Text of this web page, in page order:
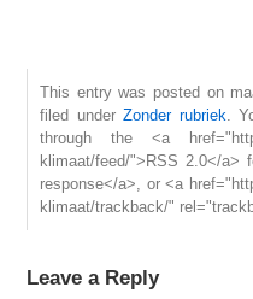
This entry was posted on
filed underZonder rubriek.
through the <a
klimaat/feed/">RSS 2.0</a>
response</a>, or <a
klimaat/trackback/"
Leave a Reply